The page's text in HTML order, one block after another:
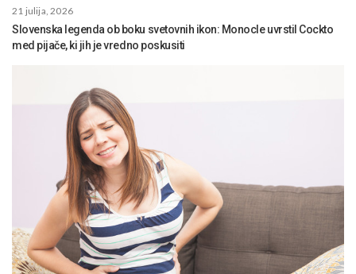
21 julija, 2026
Slovenska legenda ob boku svetovnih ikon: Monocle uvrstil Cockto
med pijače, ki jih je vredno poskusiti